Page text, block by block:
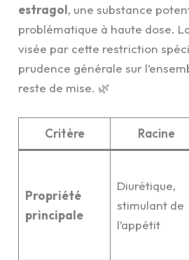
estragol, une substance
problématique à haute dose.
visée par cette restriction
prudence générale sur
reste de mise. 🌿
Critère Racine
Propriété
principale
Diurétique,
stimulant de
l’appétit